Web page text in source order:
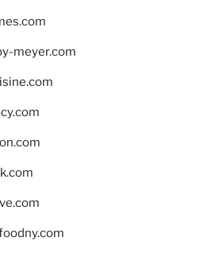
meyer.com